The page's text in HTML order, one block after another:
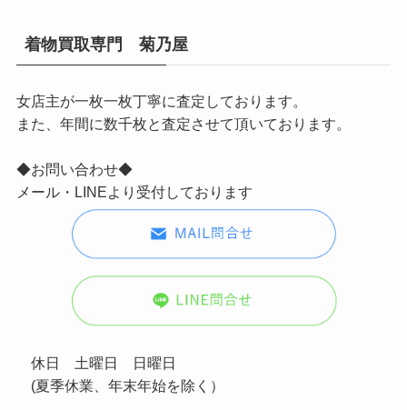
着物買取専門 菊乃屋
女店主が一枚一枚丁寧に査定しております。
また、年間に数千枚と査定させて頂いております。
◆お問い合わせ◆
メール・LINEより受付しております
休日 土曜日 日曜日
(夏季休業、年末年始を除く）